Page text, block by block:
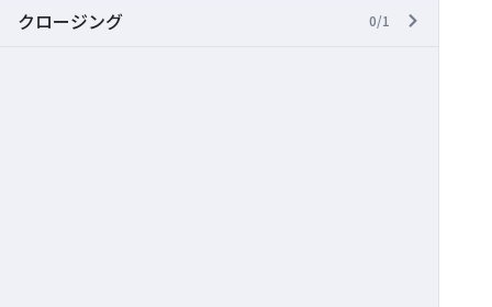
クロージング 0/1